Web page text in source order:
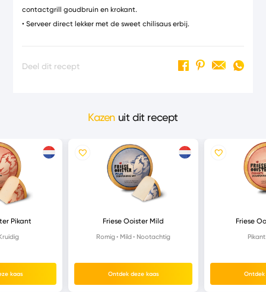
contactgrill goudbruin en krokant.
• Serveer direct lekker met de sweet chilisaus erbij.
Deel dit recept
Kazen uit dit recept
Pikant
kaas
Friese Ooister Mild
Romig Mild Nootachtig
Ontdek deze kaas
Friese
Pikant
Ontdek